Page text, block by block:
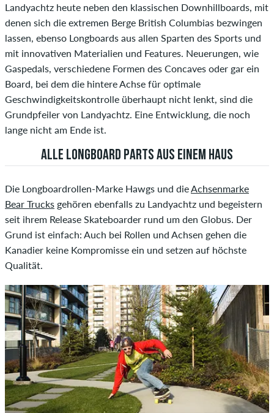
Landyachtz heute neben den klassischen Downhillboards, mit
denen sich die extremen Berge British Columbias bezwingen
lassen, ebenso Longboards aus allen Sparten des Sports und
mit innovativen Materialien und Features. Neuerungen, wie
Gaspedals, verschiedene Formen des Concaves oder gar ein
Board, bei dem die hintere Achse für optimale
Geschwindigkeitskontrolle überhaupt nicht lenkt, sind die
Grundpfeiler von Landyachtz. Eine Entwicklung, die noch
lange nicht am Ende ist.
ALLE LONGBOARD PARTS AUS EINEM HAUS
Die Longboardrollen-Marke Hawgs und dieAchsenmarke
Bear Trucks gehören ebenfalls zu Landyachtz und begeistern
seit ihrem Release Skateboarder rund um den Globus. Der
Grund ist einfach: Auch bei Rollen und Achsen gehen die
Kanadier keine Kompromisse ein und setzen auf höchste
Qualität.